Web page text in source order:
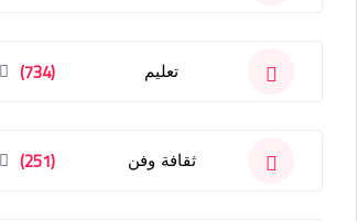
تعليم (734)
ثقافة وفن (251)